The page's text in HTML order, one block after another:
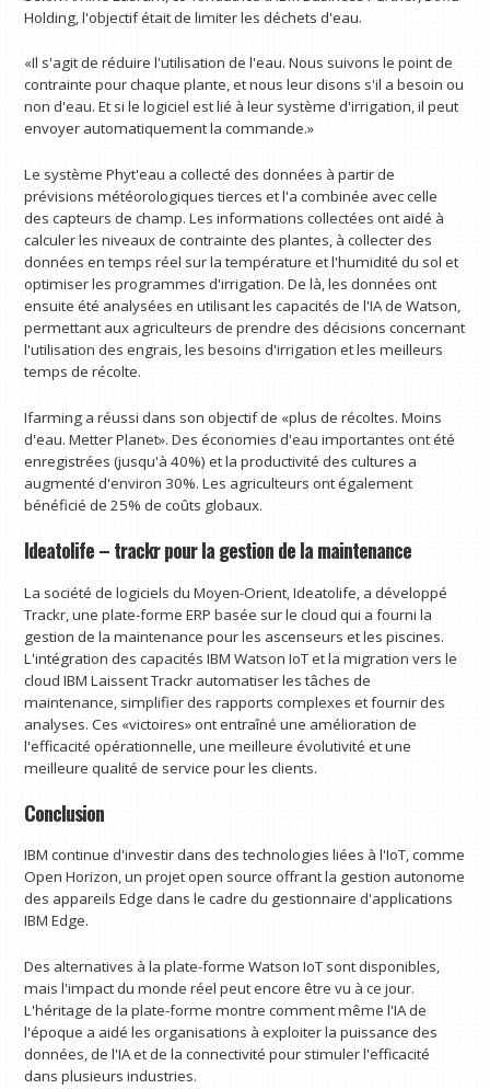
Holding, l'objectif était de limiter les déchets d'eau.
«Il s'agit de réduire l'utilisation de l'eau. Nous suivons le point de
contrainte pour chaque plante, et nous leur disons s'il a besoin ou
non d'eau. Et si le logiciel est lié à leur système d'irrigation, il peut
envoyer automatiquement la commande.»
Le système Phyt'eau a collecté des données à partir de
prévisions météorologiques tierces et l'a combinée avec celle
des capteurs de champ. Les informations collectées ont aidé à
calculer les niveaux de contrainte des plantes, à collecter des
données en temps réel sur la température et l'humidité du sol et
optimiser les programmes d'irrigation. De là, les données ont
ensuite été analysées en utilisant les capacités de l'IA de Watson,
permettant aux agriculteurs de prendre des décisions concernant
l'utilisation des engrais, les besoins d'irrigation et les meilleurs
temps de récolte.
Ifarming a réussi dans son objectif de «plus de récoltes. Moins
d'eau. Metter Planet». Des économies d'eau importantes ont été
enregistrées (jusqu'à 40%) et la productivité des cultures a
augmenté d'environ 30%. Les agriculteurs ont également
bénéficié de 25% de coûts globaux.
Ideatolife – trackr pour la gestion de la maintenance
La société de logiciels du Moyen-Orient, Ideatolife, a développé
Trackr, une plate-forme ERP basée sur le cloud qui a fourni la
gestion de la maintenance pour les ascenseurs et les piscines.
L'intégration des capacités IBM Watson IoT et la migration vers le
cloud IBM Laissent Trackr automatiser les tâches de
maintenance, simplifier des rapports complexes et fournir des
analyses. Ces «victoires» ont entraîné une amélioration de
l'efficacité opérationnelle, une meilleure évolutivité et une
meilleure qualité de service pour les clients.
Conclusion
IBM continue d'investir dans des technologies liées à l'IoT, comme
Open Horizon, un projet open source offrant la gestion autonome
des appareils Edge dans le cadre du gestionnaire d'applications
IBM Edge.
Des alternatives à la plate-forme Watson IoT sont disponibles,
mais l'impact du monde réel peut encore être vu à ce jour.
L'héritage de la plate-forme montre comment même l'IA de
l'époque a aidé les organisations à exploiter la puissance des
données, de l'IA et de la connectivité pour stimuler l'efficacité
dans plusieurs industries.